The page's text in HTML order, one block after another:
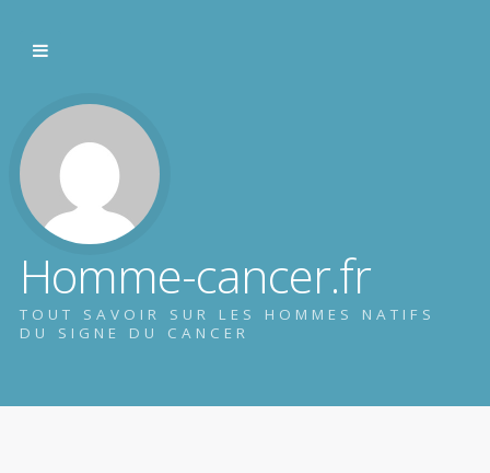
Homme-cancer.fr
TOUT SAVOIR SUR LES HOMMES NATIFS
DU SIGNE DU CANCER